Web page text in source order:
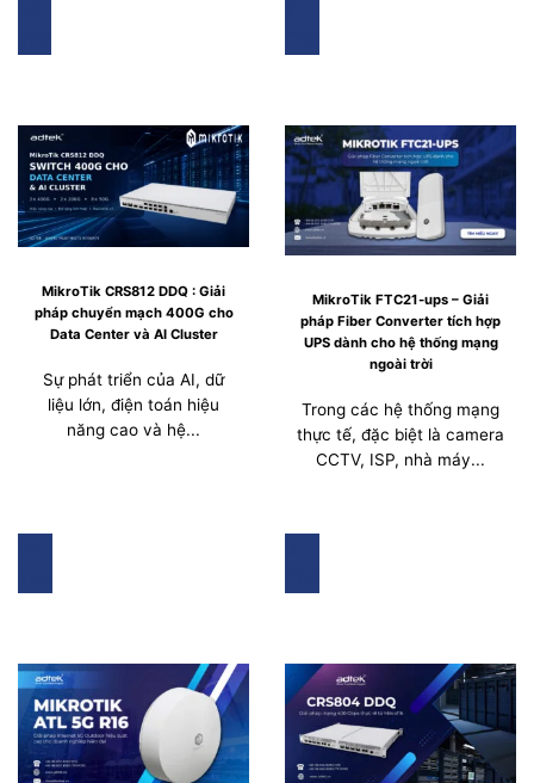
MikroTik CRS812 DDQ : Giải
pháp chuyển mạch 400G cho
Data Center và AI Cluster
Sự phát triển của AI, dữ
liệu lớn, điện toán hiệu
năng cao và hệ...
MikroTik FTC21-ups – Giải
pháp Fiber Converter tích hợp
UPS dành cho hệ thống mạng
ngoài trời
Trong các hệ thống mạng
thực tế, đặc biệt là camera
CCTV, ISP, nhà máy...